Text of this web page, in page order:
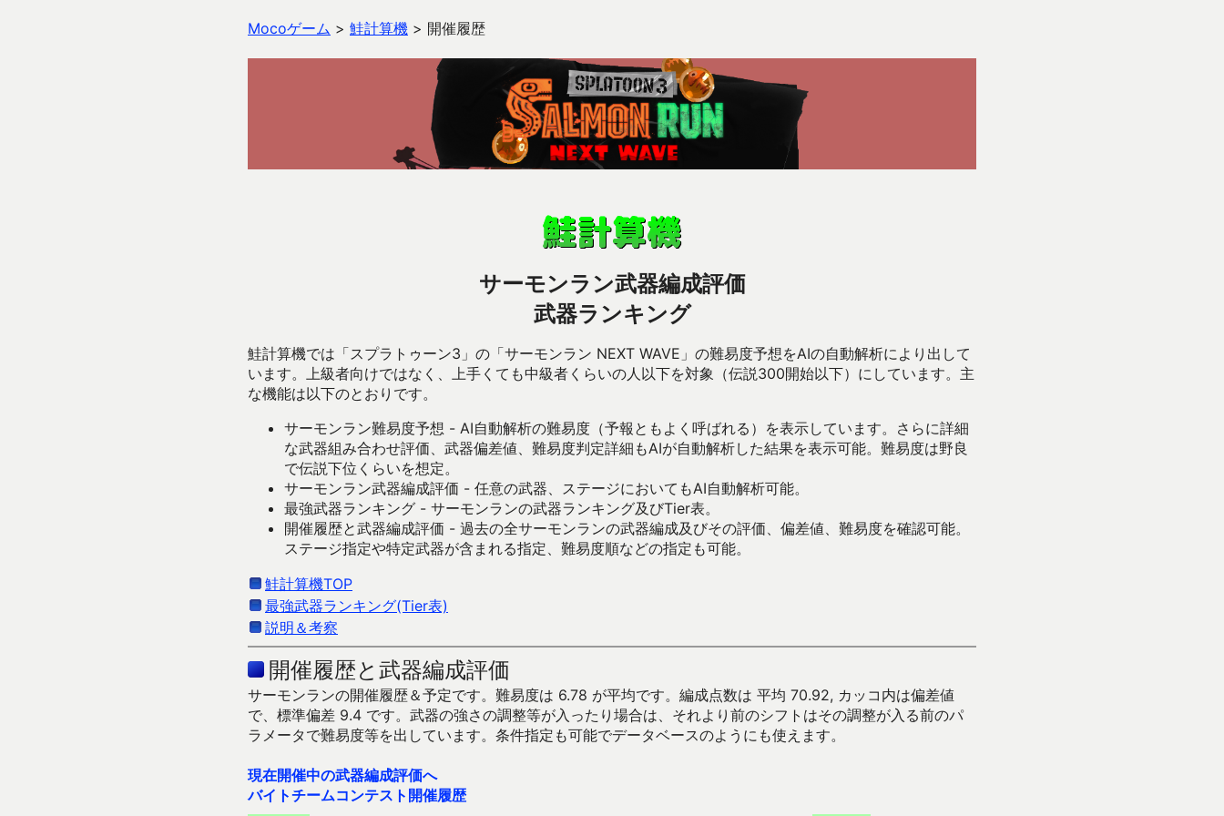
Mocoゲーム > 鮭計算機 > 開催履歴
サーモンラン武器編成評価
武器ランキング
鮭計算機では「スプラトゥーン3」の「サーモンラン NEXT WAVE」の難易度予想をAIの自動解析により出して
います。上級者向けではなく、上手くても中級者くらいの人以下を対象（伝説300開始以下）にしています。主
な機能は以下のとおりです。
サーモンラン難易度予想 - AI自動解析の難易度（予報ともよく呼ばれる）を表示しています。さらに詳細
な武器組み合わせ評価、武器偏差値、難易度判定詳細もAIが自動解析した結果を表示可能。難易度は野良
で伝説下位くらいを想定。
サーモンラン武器編成評価 - 任意の武器、ステージにおいてもAI自動解析可能。
最強武器ランキング - サーモンランの武器ランキング及びTier表。
開催履歴と武器編成評価 - 過去の全サーモンランの武器編成及びその評価、偏差値、難易度を確認可能。
ステージ指定や特定武器が含まれる指定、難易度順などの指定も可能。
鮭計算機TOP
最強武器ランキング(Tier表)
説明＆考察
開催履歴と武器編成評価
サーモンランの開催履歴＆予定です。難易度は 6.78 が平均です。編成点数は 平均 70.92, カッコ内は偏差値
で、標準偏差 9.4 です。武器の強さの調整等が入ったり場合は、それより前のシフトはその調整が入る前のパ
ラメータで難易度等を出しています。条件指定も可能でデータベースのようにも使えます。
現在開催中の武器編成評価へ
バイトチームコンテスト開催履歴